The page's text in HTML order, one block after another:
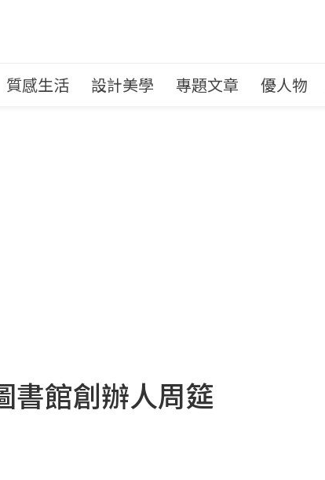
質感生活 設計美學 專題文章 優人物
書館創辦人周筵